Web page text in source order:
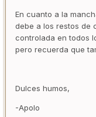
En cuanto a la
debe a los restos de
controlada en todos
pero recuerda que
Dulces humos,
-Apolo